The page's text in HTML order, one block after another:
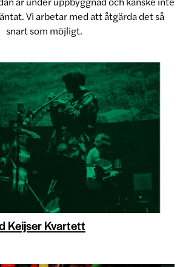
Vi arbetar med att åtgärda det så
snart som möjligt.
Keijser Kvartett